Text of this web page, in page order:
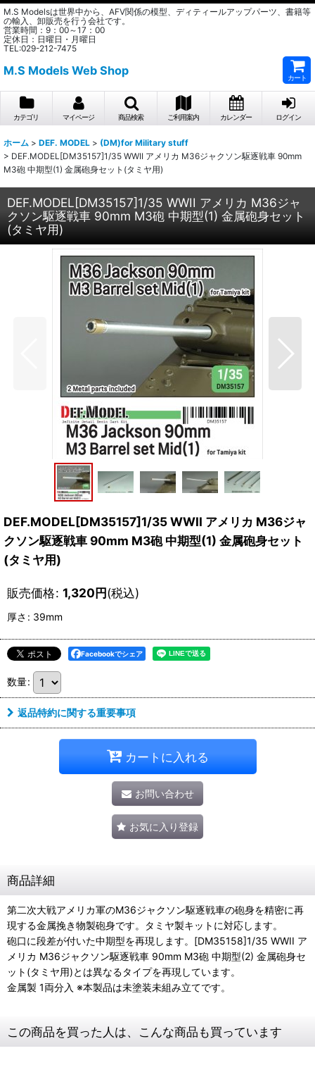
M.S Modelsは世界中から、AFV関係の模型、ディティールアップパーツ、書籍等
の輸入、卸販売を行う会社です。
営業時間：9：00～17：00
定休日：日曜日・月曜日
TEL:029-212-7475
M.S Models Web Shop
カート
カテゴリ マイページ 商品検索 ご利用案内 カレンダー ログイン
ホーム > DEF. MODEL > (DM)for Military stuff
> DEF.MODEL[DM35157]1/35 WWII アメリカ M36ジャクソン駆逐戦車 90mm
M3砲 中期型(1) 金属砲身セット(タミヤ用)
DEF.MODEL[DM35157]1/35 WWII アメリカ M36ジャ
クソン駆逐戦車 90mm M3砲 中期型(1) 金属砲身セット
(タミヤ用)
DEF.MODEL[DM35157]1/35 WWII アメリカ M36ジャ
クソン駆逐戦車 90mm M3砲 中期型(1) 金属砲身セット
(タミヤ用)
販売価格: 1,320円(税込)
厚さ : 39mm
Facebookでシェア
数量:
返品特約に関する重要事項
カートに入れる
お問い合わせ
お気に入り登録
商品詳細
第二次大戦アメリカ軍のM36ジャクソン駆逐戦車の砲身を精密に再
現する金属挽き物製砲身です。タミヤ製キットに対応します。
砲口に段差が付いた中期型を再現します。[DM35158]1/35 WWII ア
メリカ M36ジャクソン駆逐戦車 90mm M3砲 中期型(2) 金属砲身セ
ット(タミヤ用)とは異なるタイプを再現しています。
金属製 1両分入 ※本製品は未塗装未組み立てです。
この商品を買った人は、こんな商品も買っています